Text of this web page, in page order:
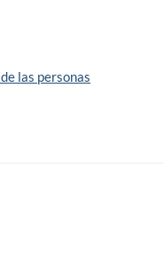
las personas